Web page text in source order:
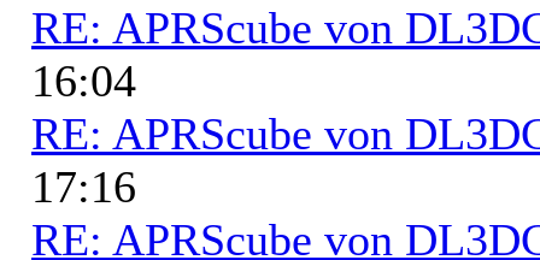
RE: APRScube von
16:04
RE: APRScube von
17:16
RE: APRScube von